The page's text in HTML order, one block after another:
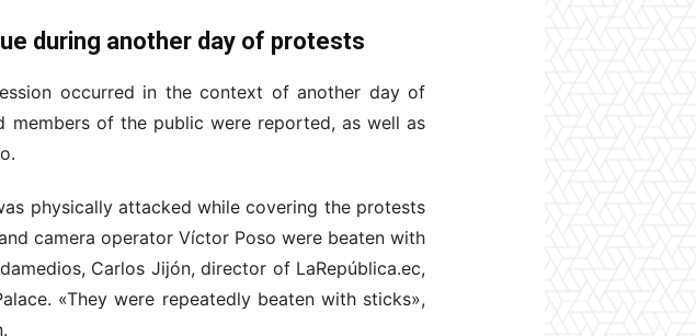
during another day of protests
occurred in the context of another day of
members of the public were reported, as well as
physically attacked while covering the protests
camera operator Víctor Poso were beaten with
Carlos Jijón, director of LaRepública.ec,
«They were repeatedly beaten with sticks»,